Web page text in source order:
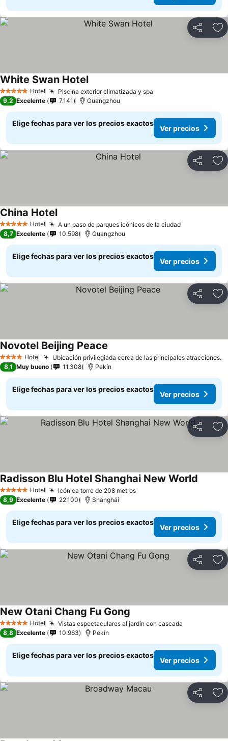
Compartir
5 Estrellas Hotel Piscina exterior climatizada y spa
White Swan Hotel
9,2 Excelente 7.141 Guangzhou
Elige fechas para ver los precios exactos
Ver precios
Compartir
5 Estrellas Hotel A un paso de parques icónicos de la ciudad
China Hotel
8,7 Excelente 10.598 Guangzhou
Elige fechas para ver los precios exactos
Ver precios
Compartir
4 EstrellasHotel Ubicación privilegiada cerca de las principales atracciones.
Novotel Beijing Peace
8,1 Muy bueno 11.308 Pekín
Elige fechas para ver los precios exactos
Ver precios
Compartir
5 Estrellas Hotel Icónica torre de 208 metros
Radisson Blu Hotel Shanghai New World
8,9 Excelente 22.100 Shanghái
Elige fechas para ver los precios exactos
Ver precios
Compartir
5 Estrellas Hotel Vistas espectaculares al jardín con cascada
New Otani Chang Fu Gong
8,8 Excelente 10.963 Pekín
Elige fechas para ver los precios exactos
Ver precios
Compartir